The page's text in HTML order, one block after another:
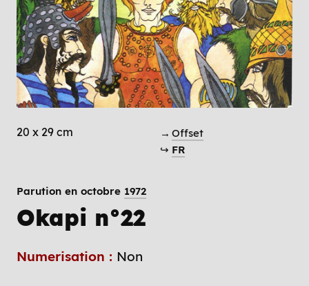
20 x 29 cm → Offset
↪ FR
Parution en octobre 1972
Okapi n°22
Numerisation : Non